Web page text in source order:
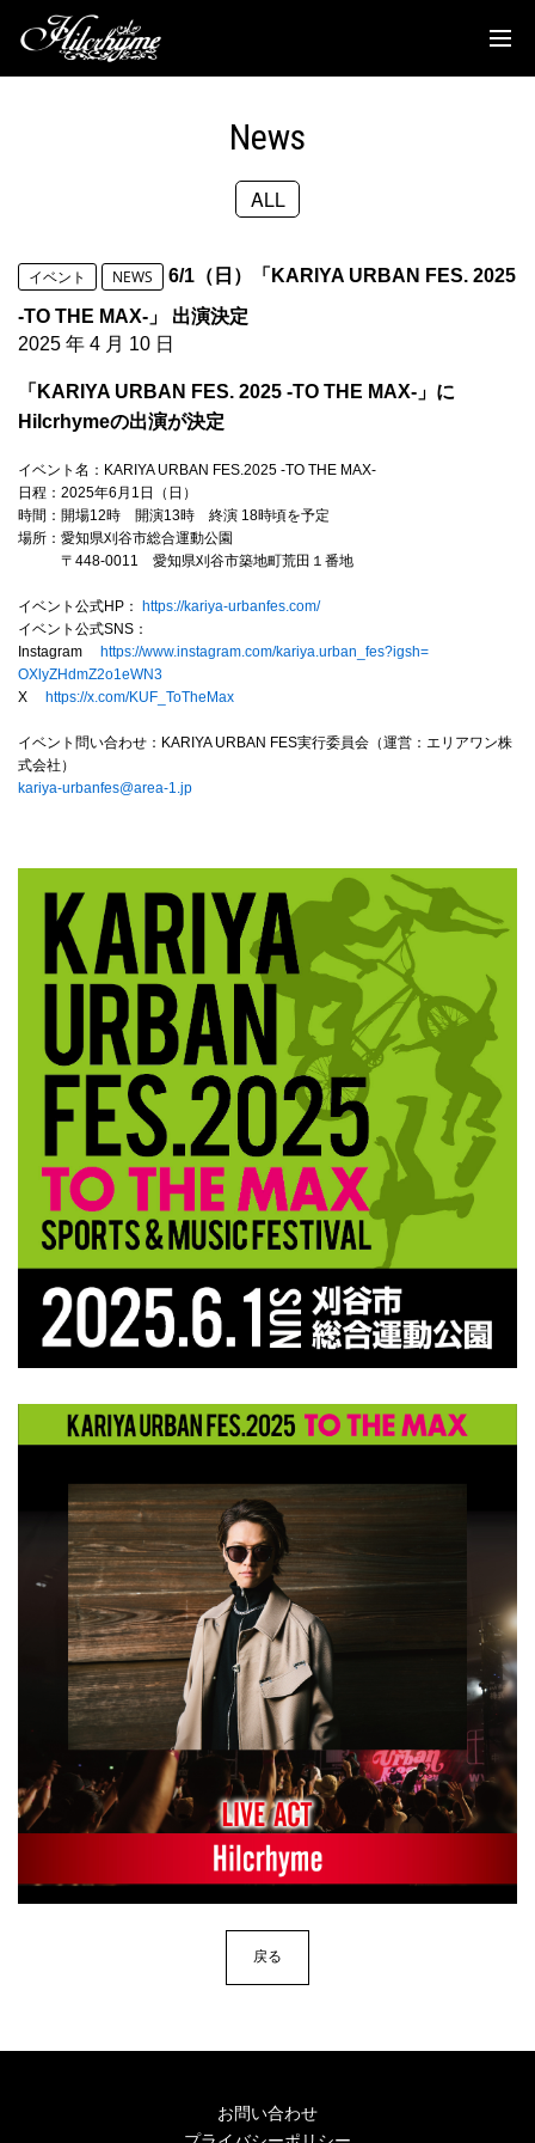
Discography
Biography
TOC'S Place
Mobile
Contact us
News
ALL
イベント NEWS
6/1（日）「KARIYA URBAN FES. 2025
-TO THE MAX-」 出演決定
2025 年 4 月 10 日
「KARIYA URBAN FES. 2025 -TO THE MAX-」に
Hilcrhymeの出演が決定
イベント名：KARIYA URBAN FES.2025 -TO THE MAX-
日程：2025年6月1日（日）
時間：開場12時 開演13時 終演 18時頃を予定
場所：愛知県刈谷市総合運動公園
〒448-0011 愛知県刈谷市築地町荒田１番地
イベント公式HP：
https://kariya-urbanfes.com/
イベント公式SNS：
Instagram
https://www.instagram.com/kariya.urban_fes?igsh=
OXlyZHdmZ2o1eWN3
X
https://x.com/KUF_ToTheMax
イベント問い合わせ：KARIYA URBAN FES実行委員会（運営：エリアワン株
式会社）
kariya-urbanfes@area-1.jp
戻る
お問い合わせ